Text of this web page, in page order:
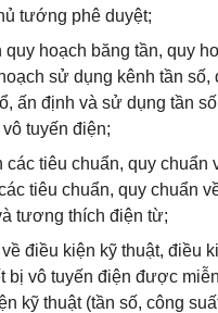
tướng phê duyệt;
quy hoạch băng tần, quy
sử dụng kênh tần số,
ấn định và sử dụng tần
tuyến điện;
các tiêu chuẩn, quy chuẩn
tiêu chuẩn, quy chuẩn
tương thích điện từ;
điều kiện kỹ thuật, điều
bị vô tuyến điện được
kỹ thuật (tần số, công